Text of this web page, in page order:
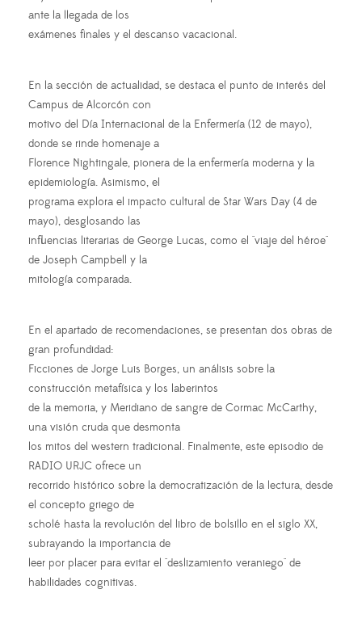
ante la llegada de los
exámenes finales y el descanso vacacional.
En la sección de actualidad, se destaca el punto de interés del
Campus de Alcorcón con
motivo del Día Internacional de la Enfermería (12 de mayo),
donde se rinde homenaje a
Florence Nightingale, pionera de la enfermería moderna y la
epidemiología. Asimismo, el
programa explora el impacto cultural de Star Wars Day (4 de
mayo), desglosando las
influencias literarias de George Lucas, como el "viaje del héroe"
de Joseph Campbell y la
mitología comparada.
En el apartado de recomendaciones, se presentan dos obras de
gran profundidad:
Ficciones de Jorge Luis Borges, un análisis sobre la
construcción metafísica y los laberintos
de la memoria, y Meridiano de sangre de Cormac McCarthy,
una visión cruda que desmonta
los mitos del western tradicional. Finalmente, este episodio de
RADIO URJC ofrece un
recorrido histórico sobre la democratización de la lectura, desde
el concepto griego de
scholé hasta la revolución del libro de bolsillo en el siglo XX,
subrayando la importancia de
leer por placer para evitar el "deslizamiento veraniego" de
habilidades cognitivas.